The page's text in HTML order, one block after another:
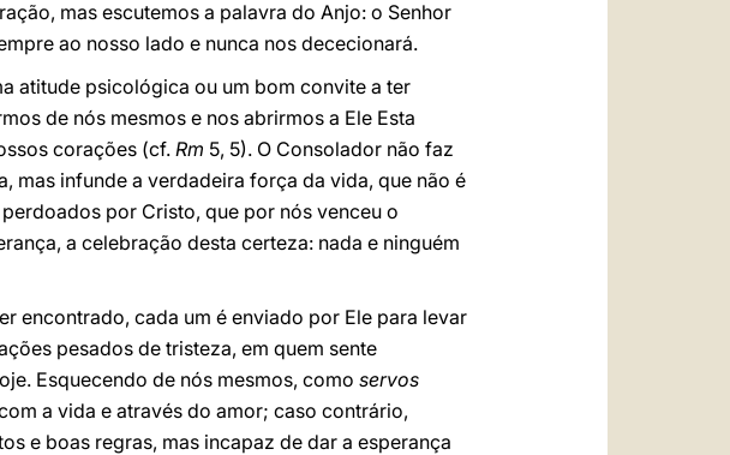
mas escutemos a palavra do Anjo: o Senhor
ao nosso lado e nunca nos dececionará.
atitude psicológica ou um bom convite a ter
de nós mesmos e nos abrirmos a Ele Esta
corações (cf. Rm 5, 5). O Consolador não faz
mas infunde a verdadeira força da vida, que não é
por Cristo, que por nós venceu o
a celebração desta certeza: nada e ninguém
encontrado, cada um é enviado por Ele para levar
pesados de tristeza, em quem sente
Esquecendo de nós mesmos, como servos
a vida e através do amor; caso contrário,
e boas regras, mas incapaz de dar a esperança